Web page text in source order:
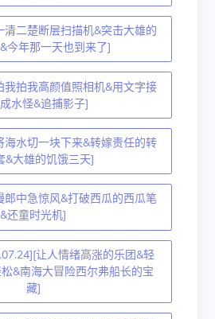
二楚断层扫描机&突击大雄的
今年那一天也到来了]
拍我高颜值照相机&用文字接
水怪&追捕影子]
水切一块下来&转嫁责任的转
&大雄的饥饿三天]
中急惊风&打破西瓜的西瓜笔
&还童时光机]
让人情绪高涨的乐团&轻
&南海大冒险西尔弗船长的宝
藏]